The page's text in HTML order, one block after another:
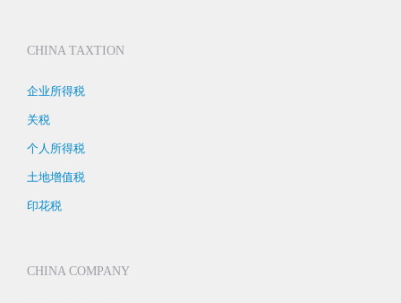
CHINA TAXTION
企业所得税
关税
个人所得税
土地增值税
印花税
CHINA COMPANY